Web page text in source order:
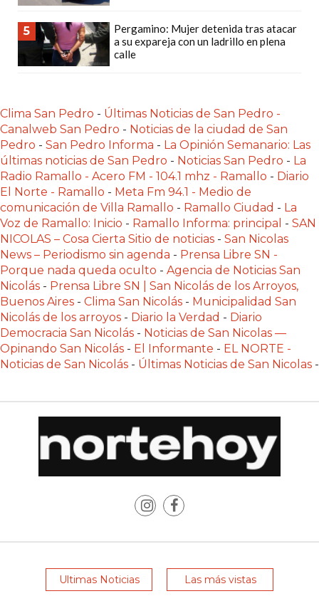
EN
PERGAMINO:
DÓNDE
MEJOR
GIMNASIO
DE
PERGAMINO
CREAR
TIENDA
ONLINE
GRATIS
SUPLEMENTOS
DEPORTIVOS
EN
PERGAMINO:
DÓNDE
COMPRAR
ENTRENO
CHANGUITO.COM.AR
5
Pergamino: Mujer detenida tras atacar
a su expareja con un ladrillo en plena
calle
Clima San Pedro - Últimas Noticias de San Pedro -
Canalweb San Pedro - Noticias de la ciudad de San
Pedro - San Pedro Informa - La Opinión Semanario: Las
últimas noticias de San Pedro - Noticias San Pedro - La
Radio Ramallo - Acero FM - 104.1 mhz - Ramallo - Diario
El Norte - Ramallo - Meta Fm 94.1 - Medio de
comunicación de Villa Ramallo - Ramallo Ciudad - La
Voz de Ramallo: Inicio - Ramallo Informa: principal - SAN
NICOLAS – Cosa Cierta Sitio de noticias - San Nicolas
News – Periodismo sin agenda - Prensa Libre SN -
Porque nada queda oculto - Agencia de Noticias San
Nicolás - Prensa Libre SN | San Nicolás de los Arroyos,
Buenos Aires - Clima San Nicolás - Municipalidad San
Nicolás de los arroyos - Diario la Verdad - Diario
Democracia San Nicolás - Noticias de San Nicolas —
Opinando San Nicolás - El Informante - EL NORTE -
Noticias de San Nicolás - Últimas Noticias de San Nicolas -
Ultimas Noticias Las más vistas